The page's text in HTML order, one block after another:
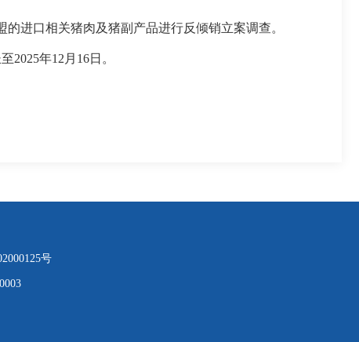
进口相关猪肉及猪副产品进行反倾销立案调查。
年12月16日。
号